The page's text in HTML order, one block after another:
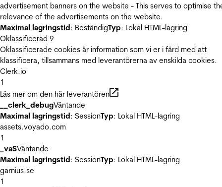
advertisement banners on the website - This serves to optimise
relevance of the advertisements on the website.
Maximal lagringstid: BeständigTyp: Lokal HTML-lagring
Oklassificerad 9
Oklassificerade cookies är information som vi er i färd med att
klassificera, tillsammans med leverantörerna av enskilda cookies.
Clerk.io
1
Läs mer om den här leverantören
__clerk_debugVäntande
Maximal lagringstid: SessionTyp: Lokal HTML-lagring
assets.voyado.com
1
_vaSVäntande
Maximal lagringstid: SessionTyp: Lokal HTML-lagring
garnius.se
1